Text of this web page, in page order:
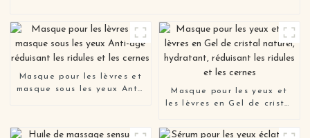
Masque pour les lèvres et
masque sous les yeux Anti-
Masque pour les yeux et
les lèvres en Gel de cristal
réduisant les ridules et les